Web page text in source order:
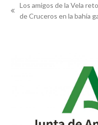
previous
Los amigos de la Vela
de Cruceros en la bahía